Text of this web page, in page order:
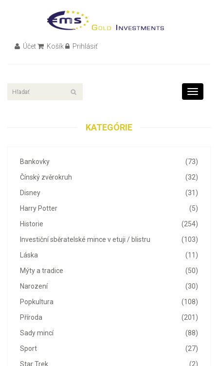
Účet Košík Prihlásiť
Toggle
KATEGÓRIE
(73)
Bankovky
(32)
Čínský zvěrokruh
(31)
Disney
(5)
Harry Potter
(254)
Historie
(103)
Investiční sběratelské mince v etuji / blistru
(11)
Láska
(50)
Mýty a tradice
(30)
Narození
(108)
Popkultura
(201)
Příroda
(88)
Sady mincí
(27)
Sport
(2)
Star Trek